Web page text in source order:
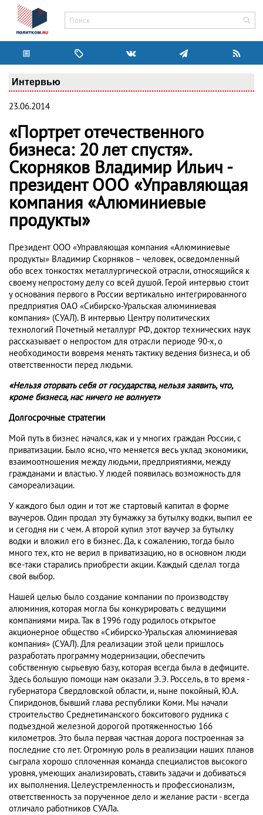
Интервью
23.06.2014
«Портрет отечественного
бизнеса: 20 лет спустя».
Скорняков Владимир Ильич -
президент ООО «Управляющая
компания «Алюминиевые
продукты»
Президент ООО «Управляющая компания «Алюминиевые
продукты» Владимир Скорняков – человек, осведомленный
обо всех тонкостях металлургической отрасли, относящийся к
своему непростому делу со всей душой. Герой интервью стоит
у основания первого в России вертикально интегрированного
предприятия ОАО «Сибирско-Уральская алюминиевая
компания» (СУАЛ). В интервью Центру политических
технологий Почетный металлург РФ, доктор технических наук
рассказывает о непростом для отрасли периоде 90-х, о
необходимости вовремя менять тактику ведения бизнеса, и об
ответственности перед людьми.
«Нельзя оторвать себя от государства, нельзя заявить, что,
кроме бизнеса, нас ничего не волнует»
Долгосрочные стратегии
Мой путь в бизнес начался, как и у многих граждан России, с
приватизации. Было ясно, что меняется весь уклад экономики,
взаимоотношения между людьми, предприятиями, между
гражданами и властью. У людей появилась возможность для
самореализации.
У каждого был один и тот же стартовый капитал в форме
ваучеров. Один продал эту бумажку за бутылку водки, выпил ее
и сегодня ни с чем. А второй купил этот ваучер за бутылку
водки и вложил его в бизнес. Да, к сожалению, тогда было
много тех, кто не верил в приватизацию, но в основном люди
все-таки старались приобрести акции. Каждый сделал тогда
свой выбор.
Нашей целью было создание компании по производству
алюминия, которая могла бы конкурировать с ведущими
компаниями мира. Так в 1996 году родилось открытое
акционерное общество «Сибирско-Уральская алюминиевая
компания» (СУАЛ). Для реализации этой цели пришлось
разработать программу модернизации, обеспечить
собственную сырьевую базу, которая всегда была в дефиците.
Здесь большую помощи нам оказали Э.Э. Россель, в то время -
губернатора Свердловской области, и, ныне покойный, Ю.А.
Спиридонов, бывший глава республики Коми. Мы начали
строительство Среднетиманского бокситового рудника с
подъездной железной дорогой протяженностью 166
километров. Это была первая частная дорога построенная за
последние сто лет. Огромную роль в реализации наших планов
сыграла хорошо сплоченная команда специалистов высокого
уровня, умеющих анализировать, ставить задачи и добиваться
их выполнения. Целеустремленность и профессионализм,
ответственность за порученное дело и желание расти - всегда
отличало работников СУАЛа.